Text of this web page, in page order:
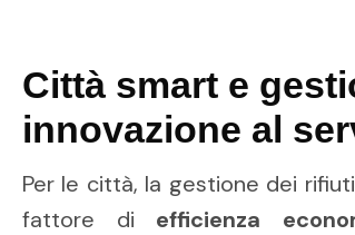
Città smart e
innovazione al
Per le città, la gestione dei
fattore di efficienza